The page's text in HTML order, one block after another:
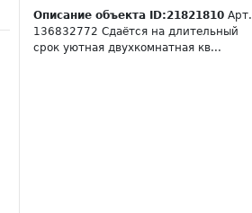
Описание объекта ID:21821810Арт.
136832772 Сдаётся на длительный
срок уютная двухкомнатная кв...